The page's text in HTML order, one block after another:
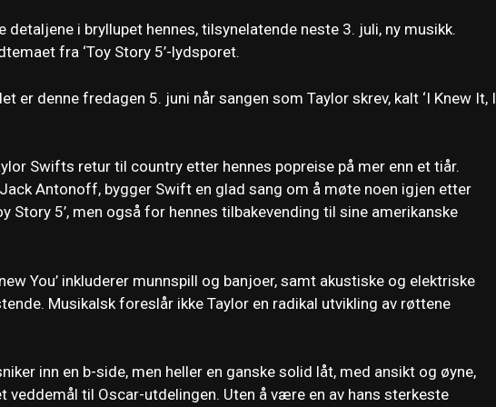
i bryllupet hennes, tilsynelatende neste 3. juli, ny musikk.
fra ‘Toy Story 5’-lydsporet.
er denne fredagen 5. juni når sangen som Taylor skrev, kalt ‘I Knew It, I
Swifts retur til country etter hennes popreise på mer enn et tiår.
Antonoff, bygger Swift en glad sang om å møte noen igjen etter
Story 5’, men også for hennes tilbakevending til sine amerikanske
You’ inkluderer munnspill og banjoer, samt akustiske og elektriske
Musikalsk foreslår ikke Taylor en radikal utvikling av røttene
inn en b-side, men heller en ganske solid låt, med ansikt og øyne,
til Oscar-utdelingen. Uten å være en av hans sterkeste